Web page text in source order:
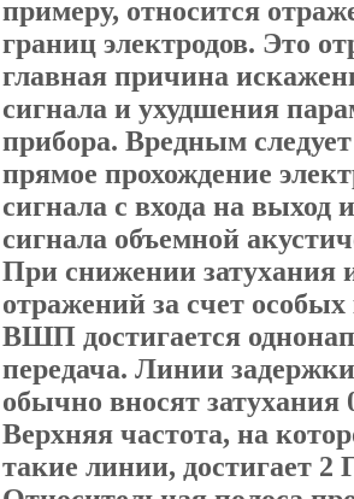
примеру, относится
границ электродов. Это
главная причина
сигнала и ухудшения
прибора. Вредным
прямое прохождение
сигнала с входа на выход
сигнала объемной
При снижении затухания
отражений за счет
ВШП достигается
передача. Линии
обычно вносят затухания
Верхняя частота, на
такие линии, достигает 2